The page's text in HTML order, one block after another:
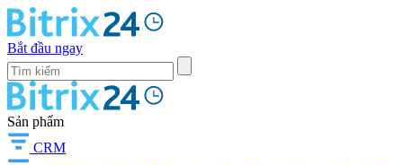
Bắt đầu ngay
Sản phẩm
CRM